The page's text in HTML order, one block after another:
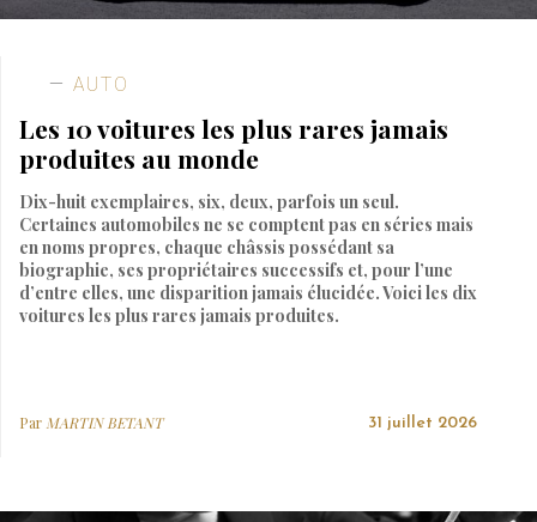
AUTO
Les 10 voitures les plus rares jamais
produites au monde
Dix-huit exemplaires, six, deux, parfois un seul.
Certaines automobiles ne se comptent pas en séries mais
en noms propres, chaque châssis possédant sa
biographie, ses propriétaires successifs et, pour l’une
d’entre elles, une disparition jamais élucidée. Voici les dix
voitures les plus rares jamais produites.
Par MARTIN BETANT 31 juillet 2026